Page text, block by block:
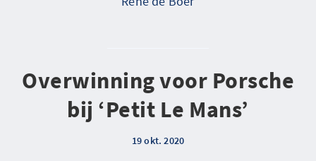
Overwinning voor Porsche
bij ‘Petit Le Mans’
19 okt. 2020